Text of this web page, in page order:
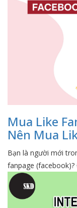
Mua Like
Nên Mua
Bạn là người mới
fanpage